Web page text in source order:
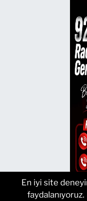
En iyi site